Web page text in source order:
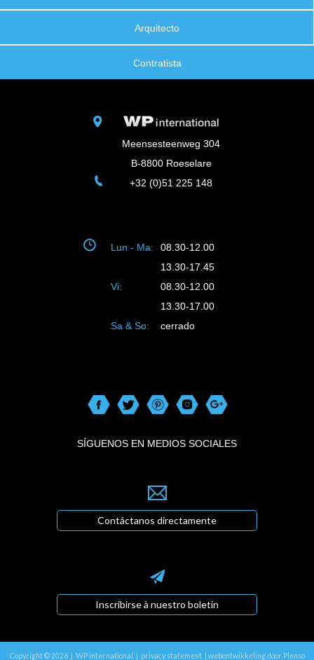
Arquitecto
Contratista
Meensesteenweg 304
B-8800 Roeselare
+32 (0)51 225 148
Lun - Ma:
08.30-12.00
13.30-17.45
Vi:
08.30-12.00
13.30-17.00
Sa & So:
cerrado
SÍGUENOS EN MEDIOS SOCIALES
Contáctanos directamente
Inscribirse à nuestro boletin
Copyright © 2026 | WP international | privacy statement| webontwikkeling door Plenso